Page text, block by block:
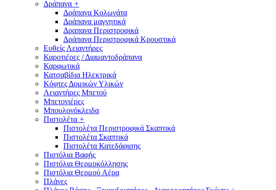
Δράπανα +
Δράπανα Κολωνάτα
Δράπανα μαγνητικά
Δραπανα Περιστροφικά
Δράπανα Περιστροφικά Κρουστικά
Ευθείς Λειαντήρες
Καροτιέρες / Διαμαντοδράπανα
Καρφωτικά
Κατσαβίδια Ηλεκτρικά
Κόφτες Δομικών Υλικών
Λειαντήρες Μπετού
Μπετονιέρες
Μπουλονόκλειδα
Πιστολέτα +
Πιστολέτα Περιστροφικά Σκαπτικά
Πιστολέτα Σκαπτικά
Πιστολέτα Κατεδάφισης
Πιστόλια Βαφής
Πιστόλια Θερμοκόλλησης
Πιστόλια Θερμού Αέρα
Πλάνες